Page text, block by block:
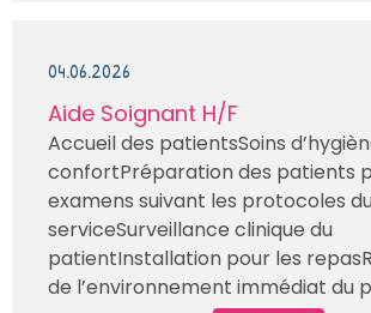
04.06.2026
Aide Soignant H/F
Accueil des patientsSoins
confortPréparation des patients
examens suivant les protocoles
serviceSurveillance clinique du
patientInstallation pour les
de l’environnement immédiat du